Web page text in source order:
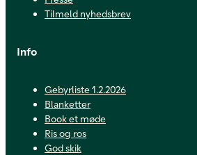
Tilmeld nyhedsbrev
Info
Gebyrliste 1.2.2026
Blanketter
Book et møde
Ris og ros
God skik